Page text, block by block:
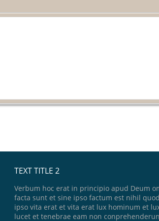
TEXT TITLE 2
Verbum hoc erat in principio apud Deum
facta sunt et sine ipso factum est nihil
ipso vita erat et vita erat lux hominum et
lucet et tenebrae eam non